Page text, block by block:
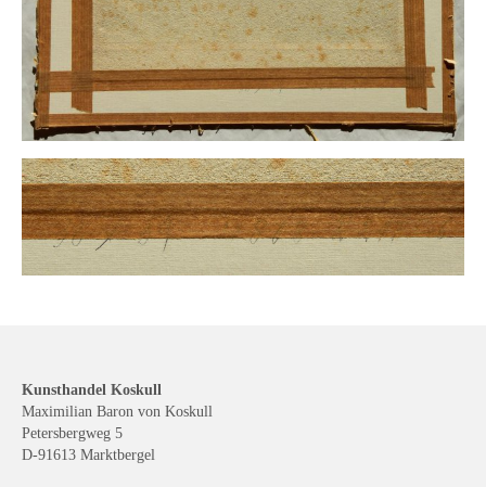
Kunsthandel Koskull
Maximilian Baron von Koskull
Petersbergweg 5
D-91613 Marktbergel